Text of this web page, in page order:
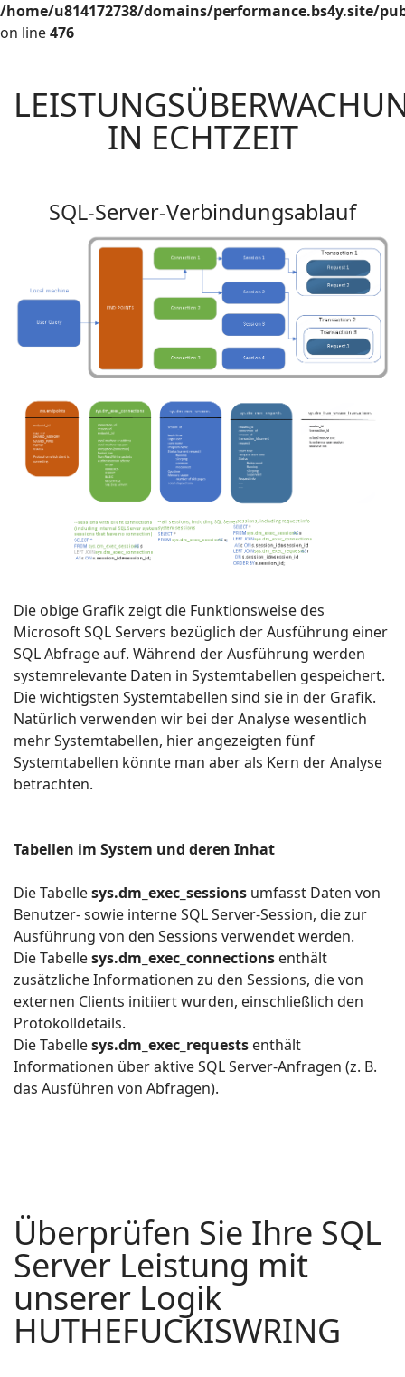
: Undefined property: stdClass::$width in
462
/home/u814172738/domains/
Warning
: Undefined property: stdClass::$menualign in
/home/u814172738/domains/
Warning
: Undefined property: stdClass::$menualign in
/home/u814172738/domains/
Warning
: Undefined property: stdClass::$menualign in
/home/u814172738/domains/
on line
476
VON SQL-
DIE NICHT
SIND
IN
/home/u814172738/domains/performance.bs4y.site/
on line476
IN ECHTZEIT
SQL-Server-Verbindungsablauf
Die obige Grafik zeigt die Funktionsweise des
Microsoft SQL Servers bezüglich der Ausführung einer
SQL Abfrage auf. Während der Ausführung werden
systemrelevante Daten in Systemtabellen gespeichert.
Die wichtigsten Systemtabellen sind sie in der Grafik.
Natürlich verwenden wir bei der Analyse wesentlich
mehr Systemtabellen, hier angezeigten fünf
Systemtabellen könnte man aber als Kern der Analyse
betrachten.
Tabellen im System und deren Inhat
Die Tabellesys.dm_exec_sessions umfasst Daten von
Benutzer- sowie interne SQL Server-Session, die zur
Ausführung von den Sessions verwendet werden.
Die Tabellesys.dm_exec_connections enthält
zusätzliche Informationen zu den Sessions, die von
externen Clients initiiert wurden, einschließlich den
Protokolldetails.
Die Tabellesys.dm_exec_requests enthält
Informationen über aktive SQL Server-Anfragen (z. B.
das Ausführen von Abfragen).
Überprüfen Sie Ihre SQL
Server Leistung mit
unserer Logik
HUTHEFUCKISWRING